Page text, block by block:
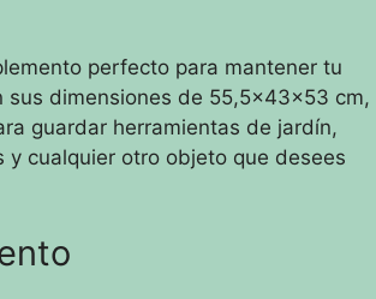
perfecto para mantener tu
sus dimensiones de 55,5x43x53 cm,
guardar herramientas de jardín,
cualquier otro objeto que desees